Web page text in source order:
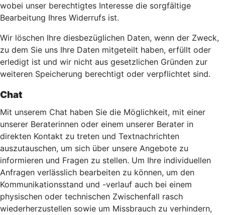
wobei unser berechtigtes Interesse die sorgfältige
Bearbeitung Ihres Widerrufs ist.
Wir löschen Ihre diesbezüglichen Daten, wenn der Zweck,
zu dem Sie uns Ihre Daten mitgeteilt haben, erfüllt oder
erledigt ist und wir nicht aus gesetzlichen Gründen zur
weiteren Speicherung berechtigt oder verpflichtet sind.
Chat
Mit unserem Chat haben Sie die Möglichkeit, mit einer
unserer Beraterinnen oder einem unserer Berater in
direkten Kontakt zu treten und Textnachrichten
auszutauschen, um sich über unsere Angebote zu
informieren und Fragen zu stellen. Um Ihre individuellen
Anfragen verlässlich bearbeiten zu können, um den
Kommunikationsstand und -verlauf auch bei einem
physischen oder technischen Zwischenfall rasch
wiederherzustellen sowie um Missbrauch zu verhindern,